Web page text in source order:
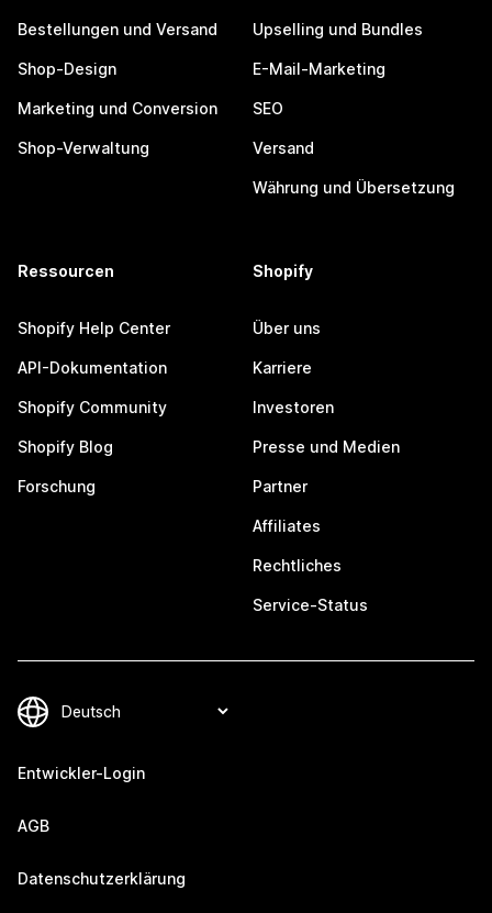
Bestellungen und Versand
Shop-Design
Marketing und Conversion
Shop-Verwaltung
Upselling und Bundles
E-Mail-Marketing
SEO
Versand
Währung und Übersetzung
Ressourcen
Shopify Help Center
API-Dokumentation
Shopify Community
Shopify Blog
Forschung
Shopify
Über uns
Karriere
Investoren
Presse und Medien
Partner
Affiliates
Rechtliches
Service-Status
Entwickler-Login
AGB
Datenschutzerklärung